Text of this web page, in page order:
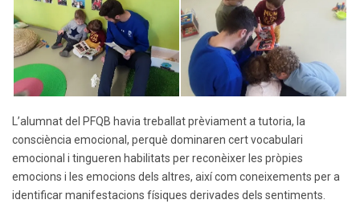
L’alumnat del PFQB havia treballat prèviament a tutoria, la
consciència emocional, perquè dominaren cert vocabulari
emocional i tingueren habilitats per reconèixer les pròpies
emocions i les emocions dels altres, així com coneixements per a
identificar manifestacions físiques derivades dels sentiments.